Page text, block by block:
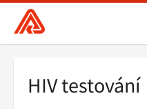
Všeobecná
zdravotní
hlavní
Drobečková
navigace
HIV testování